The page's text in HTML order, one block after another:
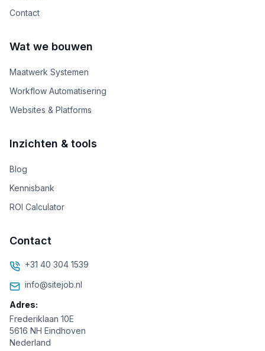
Contact
Wat we bouwen
Maatwerk Systemen
Workflow Automatisering
Websites & Platforms
Inzichten & tools
Blog
Kennisbank
ROI Calculator
Contact
+31 40 304 1539
info@sitejob.nl
Adres:
Frederiklaan 10E
5616 NH Eindhoven
Nederland